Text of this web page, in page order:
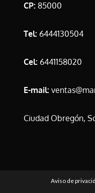
CP: 85000
Tel: 6444130504
Cel: 6441158020
E-mail:
Ciudad Obregón,
Aviso de